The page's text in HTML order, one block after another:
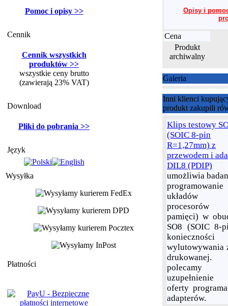
Pomoc i opisy >>
Cennik
Cennik wszystkich
produktów >>
wszystkie ceny brutto
(zawierają 23% VAT)
Download
Pliki do pobrania >>
Język
Wysyłka
Płatności
Opisy i
Cena
Produkt
archiwalny
Galeria
Inni klienci
produkt zakupili
Klips testowy
(SOIC 8-pin
R=1,27mm) z
przewodem i
DIL8 (PDIP)
umożliwia
programowanie
układów
pamięci) w
SO8 (SOIC 8-
wylutowywania
polecamy
uzupełnienie
oferty
adapterów.